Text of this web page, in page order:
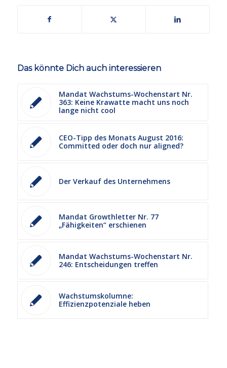
Das könnte Dich auch interessieren
Mandat Wachstums-Wochenstart Nr.
363: Keine Krawatte macht uns noch
lange nicht cool
CEO-Tipp des Monats August 2016:
Committed oder doch nur aligned?
Der Verkauf des Unternehmens
Mandat Growthletter Nr. 77
„Fähigkeiten“ erschienen
Mandat Wachstums-Wochenstart Nr.
246: Entscheidungen treffen
Wachstumskolumne:
Effizienzpotenziale heben